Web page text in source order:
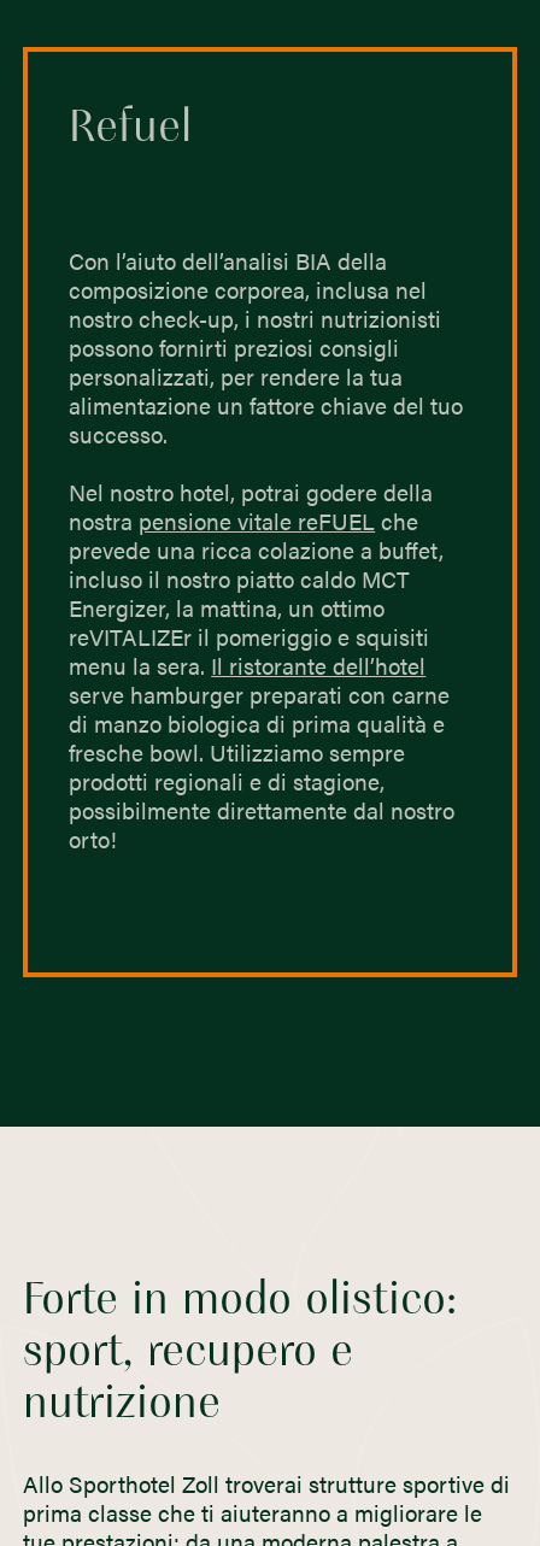
Refuel
Con l’aiuto dell’analisi BIA della
composizione corporea, inclusa nel
nostro check-up, i nostri nutrizionisti
possono fornirti preziosi consigli
personalizzati, per rendere la tua
alimentazione un fattore chiave del tuo
successo.
Nel nostro hotel, potrai godere della
nostra pensione vitale reFUELche
prevede una ricca colazione a buffet,
incluso il nostro piatto caldo MCT
Energizer, la mattina, un ottimo
reVITALIZEr il pomeriggio e squisiti
menu la sera. Il ristorante dell’hotel
serve hamburger preparati con carne
di manzo biologica di prima qualità e
fresche bowl. Utilizziamo sempre
prodotti regionali e di stagione,
possibilmente direttamente dal nostro
orto!
Forte in modo olistico:
sport, recupero e
nutrizione
Allo Sporthotel Zoll troverai strutture sportive di
prima classe che ti aiuteranno a migliorare le